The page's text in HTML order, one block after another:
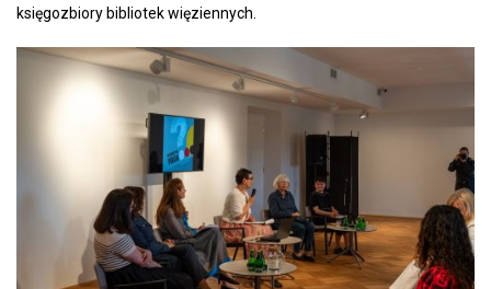
księgozbiory bibliotek więziennych.